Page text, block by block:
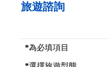
旅遊諮詢